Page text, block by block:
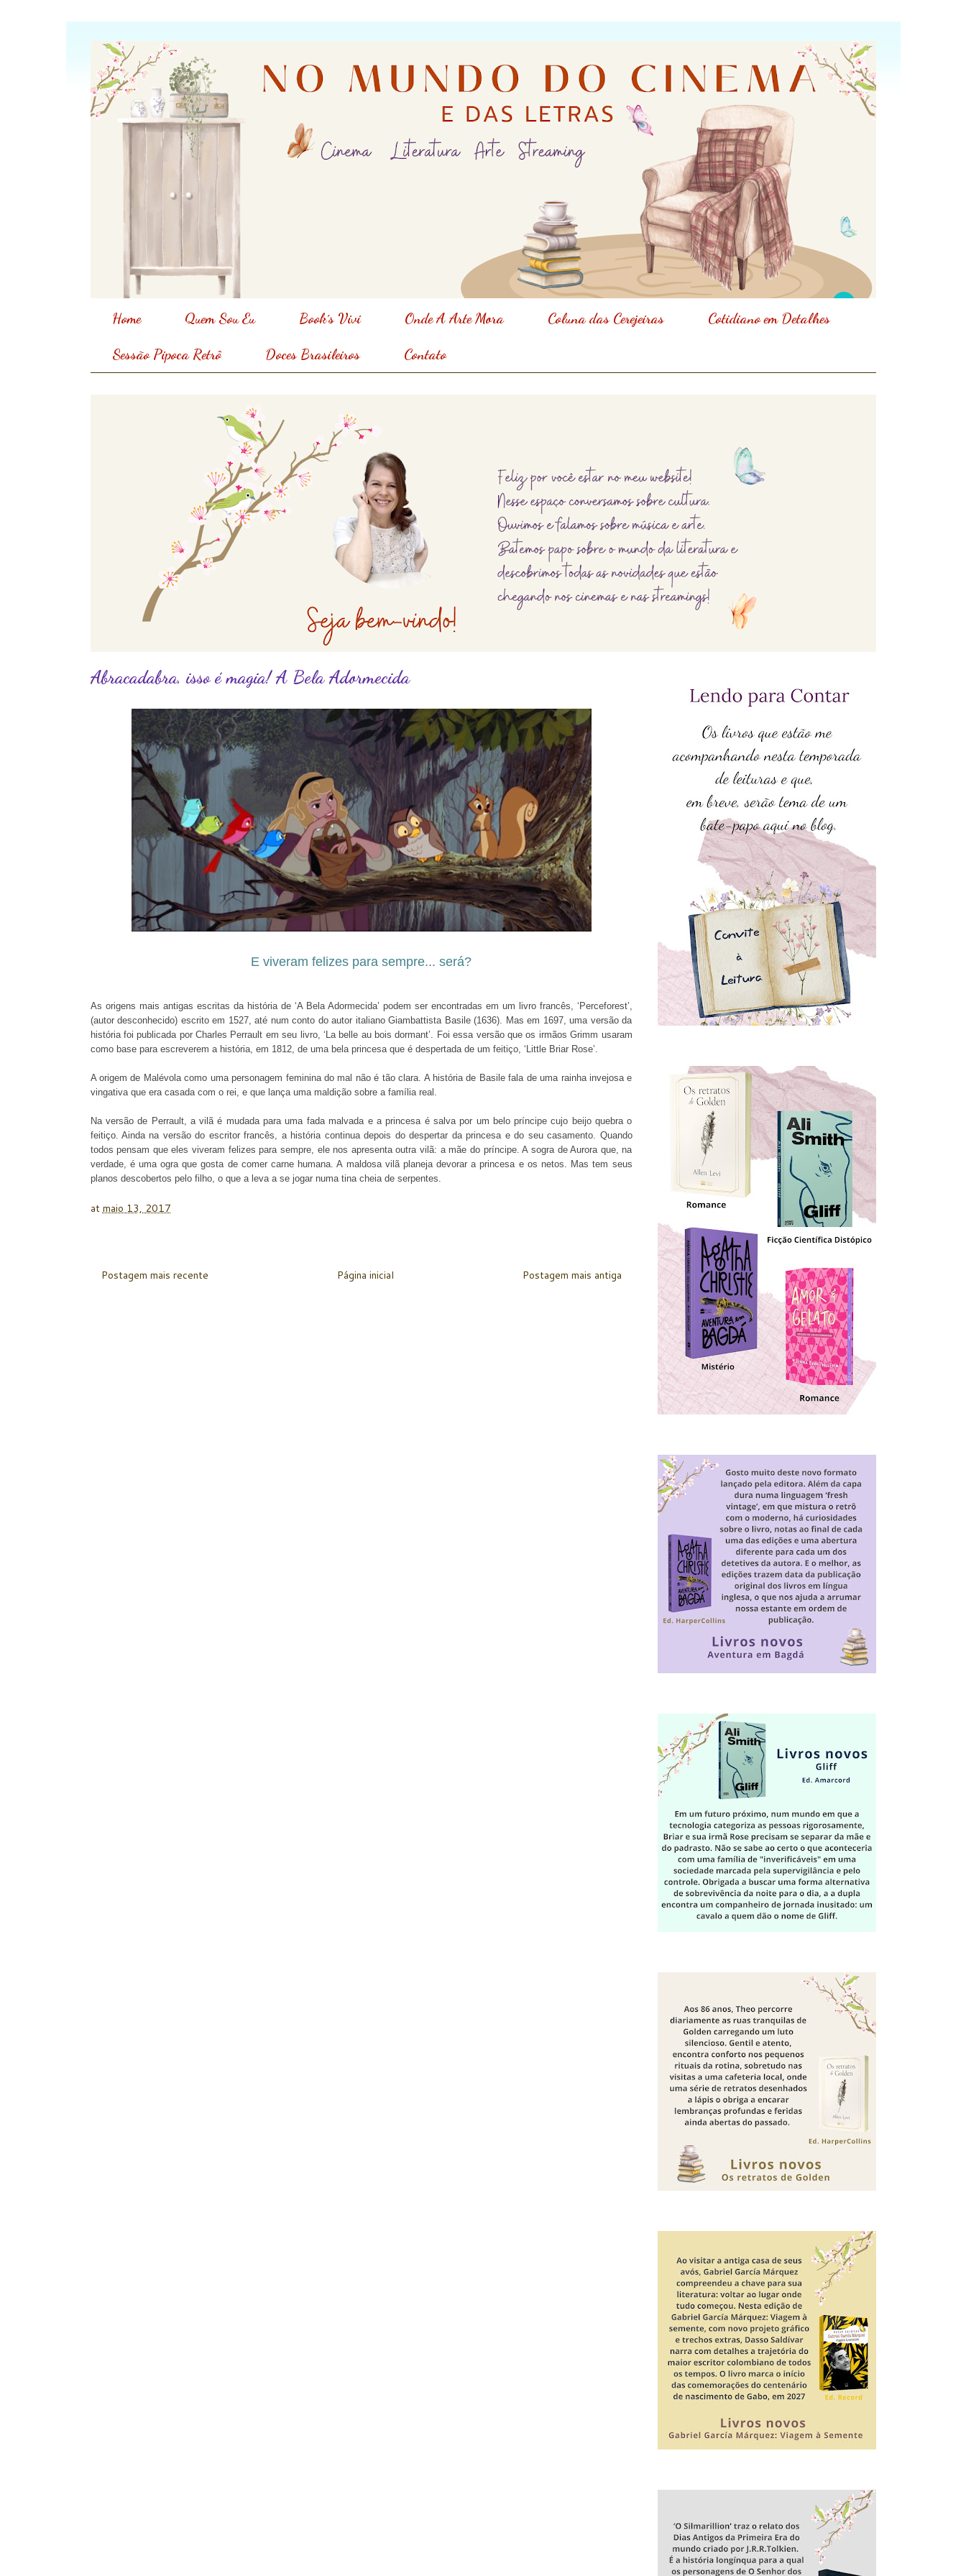
Home Quem Sou Eu Book´s Vivi Onde A Arte Mora Coluna das Cerejeiras Cotidiano em Detalhes
Sessão Pipoca Retrô Doces Brasileiros Contato
Abracadabra, isso é magia! A Bela Adormecida
E viveram felizes para sempre... será?
As origens mais antigas escritas da história de ‘A Bela Adormecida’ podem ser encontradas em um livro francês, ‘Perceforest’,
(autor desconhecido) escrito em 1527, até num conto do autor italiano Giambattista Basile (1636). Mas em 1697, uma versão da
história foi publicada por Charles Perrault em seu livro, ‘La belle au bois dormant’. Foi essa versão que os irmãos Grimm usaram
como base para escreverem a história, em 1812, de uma bela princesa que é despertada de um feitiço, ‘Little Briar Rose’.
A origem de Malévola como uma personagem feminina do mal não é tão clara. A história de Basile fala de uma rainha invejosa e
vingativa que era casada com o rei, e que lança uma maldição sobre a família real.
Na versão de Perrault, a vilã é mudada para uma fada malvada e a princesa é salva por um belo príncipe cujo beijo quebra o
feitiço. Ainda na versão do escritor francês, a história continua depois do despertar da princesa e do seu casamento. Quando
todos pensam que eles viveram felizes para sempre, ele nos apresenta outra vilã: a mãe do príncipe. A sogra de Aurora que, na
verdade, é uma ogra que gosta de comer carne humana. A maldosa vilã planeja devorar a princesa e os netos. Mas tem seus
planos descobertos pelo filho, o que a leva a se jogar numa tina cheia de serpentes.
atmaio 13, 2017
Postagem mais recente Postagem mais antiga
Página inicial